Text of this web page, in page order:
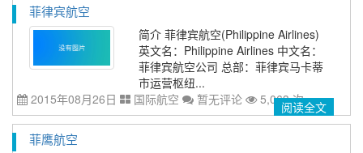
菲律宾航空
简介 菲律宾航空(Philippine Airlines)
英文名：Philippine Airlines 中文名：
菲律宾航空公司 总部：菲律宾马卡蒂
市运营枢纽...
2015年08月26日
国际航空 暂无评论 5,063 次阅读全文
菲鹰航空